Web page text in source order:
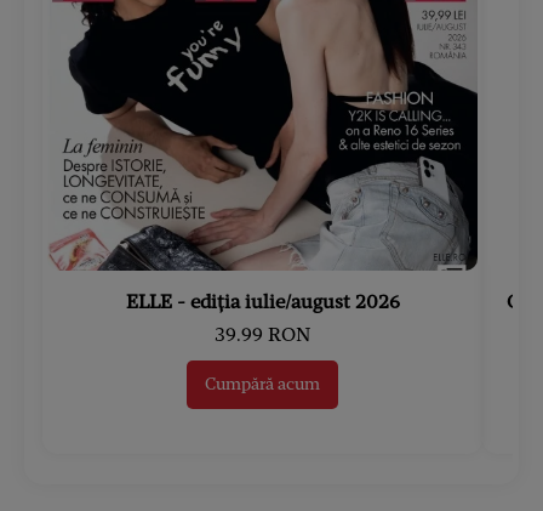
ELLE - ediția iulie/august 2026
39.99 RON
Cumpără acum